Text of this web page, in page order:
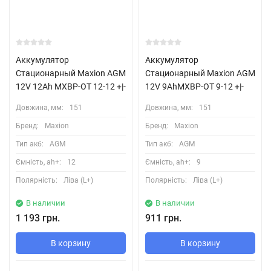
Аккумулятор
Стационарный Maxion AGM
12V 12Ah MXBP-OT 12-12 +|-
Довжина, мм: 151
Бренд: Maxion
Тип акб: AGM
Ємність, ah+: 12
Полярність: Ліва (L+)
В наличии
1 193 грн.
В корзину
Аккумулятор
Стационарный Maxion AGM
12V 9AhMXBP-OT 9-12 +|-
Довжина, мм: 151
Бренд: Maxion
Тип акб: AGM
Ємність, ah+: 9
Полярність: Ліва (L+)
В наличии
911 грн.
В корзину